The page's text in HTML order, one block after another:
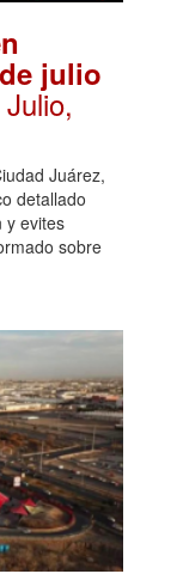
julio
Juárez,
detallado
y evites
sobre